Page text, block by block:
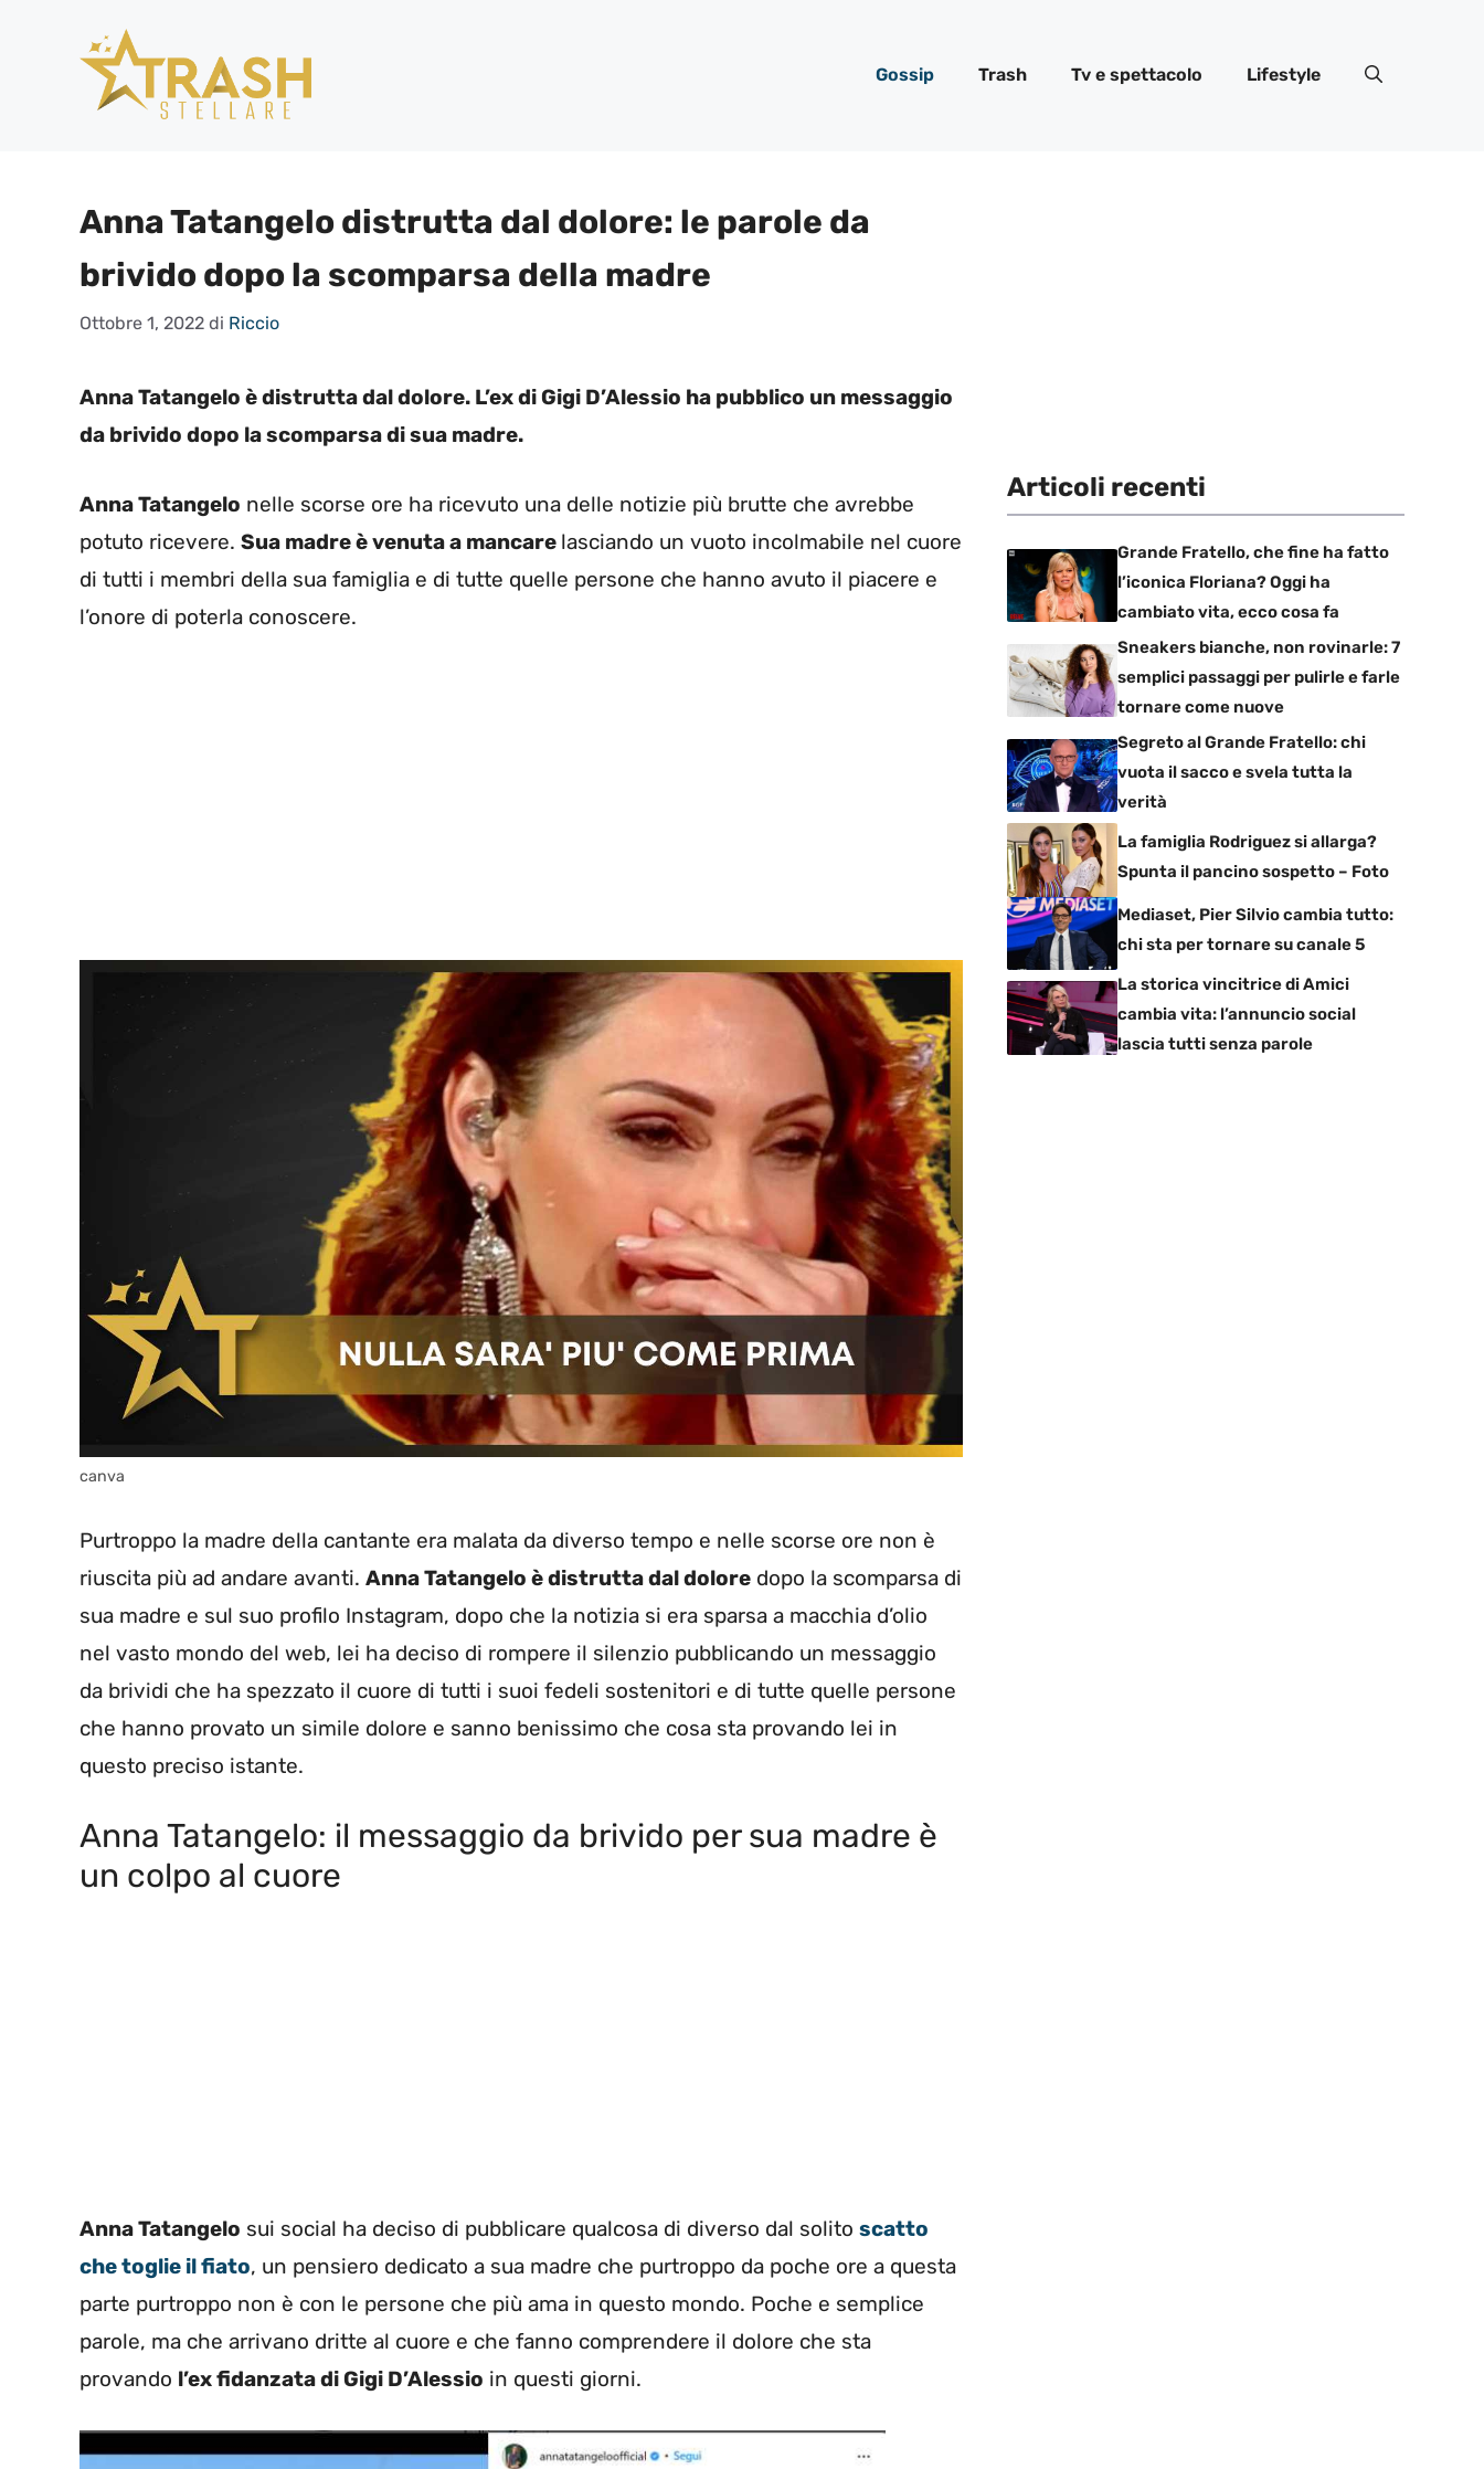
Gossip Trash Tv e spettacolo Lifestyle
Anna Tatangelo distrutta dal dolore: le parole da
brivido dopo la scomparsa della madre
Ottobre 1, 2022 di Riccio
Anna Tatangelo è distrutta dal dolore. L’ex di Gigi D’Alessio ha pubblico un messaggio
da brivido dopo la scomparsa di sua madre.
Anna Tatangelo nelle scorse ore ha ricevuto una delle notizie più brutte che avrebbe
potuto ricevere. Sua madre è venuta a mancare lasciando un vuoto incolmabile nel cuore
di tutti i membri della sua famiglia e di tutte quelle persone che hanno avuto il piacere e
l’onore di poterla conoscere.
canva
Purtroppo la madre della cantante era malata da diverso tempo e nelle scorse ore non è
riuscita più ad andare avanti. Anna Tatangelo è distrutta dal dolore dopo la scomparsa di
sua madre e sul suo profilo Instagram, dopo che la notizia si era sparsa a macchia d’olio
nel vasto mondo del web, lei ha deciso di rompere il silenzio pubblicando un messaggio
da brividi che ha spezzato il cuore di tutti i suoi fedeli sostenitori e di tutte quelle persone
che hanno provato un simile dolore e sanno benissimo che cosa sta provando lei in
questo preciso istante.
Anna Tatangelo: il messaggio da brivido per sua madre è
un colpo al cuore
Anna Tatangelo sui social ha deciso di pubblicare qualcosa di diverso dal solito scatto
che toglie il fiato, un pensiero dedicato a sua madre che purtroppo da poche ore a questa
parte purtroppo non è con le persone che più ama in questo mondo. Poche e semplice
parole, ma che arrivano dritte al cuore e che fanno comprendere il dolore che sta
provando l’ex fidanzata di Gigi D’Alessio in questi giorni.
Articoli recenti
Grande Fratello, che fine ha fatto
l’iconica Floriana? Oggi ha
cambiato vita, ecco cosa fa
Sneakers bianche, non rovinarle: 7
semplici passaggi per pulirle e farle
tornare come nuove
Segreto al Grande Fratello: chi
vuota il sacco e svela tutta la
verità
La famiglia Rodriguez si allarga?
Spunta il pancino sospetto – Foto
Mediaset, Pier Silvio cambia tutto:
chi sta per tornare su canale 5
La storica vincitrice di Amici
cambia vita: l’annuncio social
lascia tutti senza parole